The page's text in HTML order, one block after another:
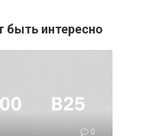
интересно
0